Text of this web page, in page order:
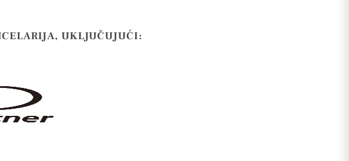
UKLJUČUJUĆI: